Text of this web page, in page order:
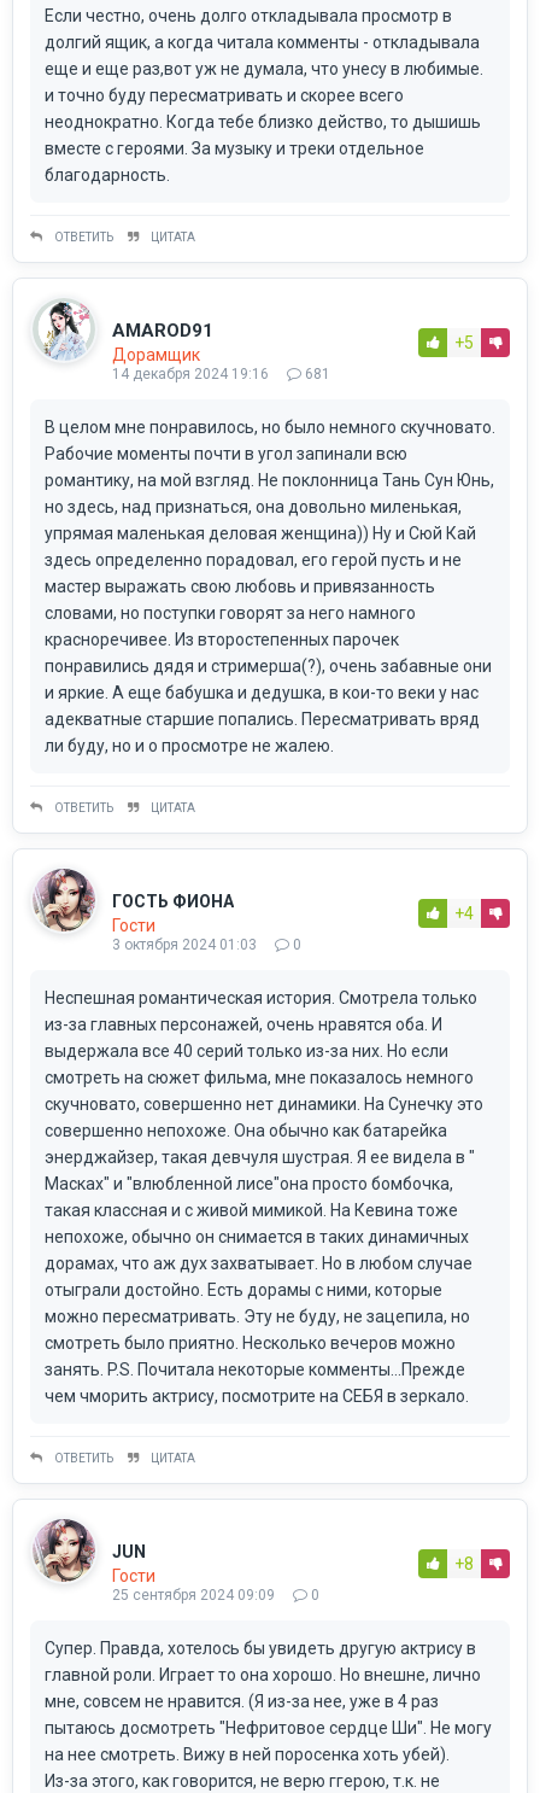
Если честно, очень долго откладывала просмотр в
долгий ящик, а когда читала комменты - откладывала
еще и еще раз,вот уж не думала, что унесу в любимые.
и точно буду пересматривать и скорее всего
неоднократно. Когда тебе близко действо, то дышишь
вместе с героями. За музыку и треки отдельное
благодарность.
ОТВЕТИТЬ ЦИТАТА
AMAROD91
Дорамщик
14 декабря 2024 19:16 681
+5
В целом мне понравилось, но было немного скучновато.
Рабочие моменты почти в угол запинали всю
романтику, на мой взгляд. Не поклонница Тань Сун Юнь,
но здесь, над признаться, она довольно миленькая,
упрямая маленькая деловая женщина)) Ну и Сюй Кай
здесь определенно порадовал, его герой пусть и не
мастер выражать свою любовь и привязанность
словами, но поступки говорят за него намного
красноречивее. Из второстепенных парочек
понравились дядя и стримерша(?), очень забавные они
и яркие. А еще бабушка и дедушка, в кои-то веки у нас
адекватные старшие попались. Пересматривать вряд
ли буду, но и о просмотре не жалею.
ОТВЕТИТЬ ЦИТАТА
ГОСТЬ ФИОНА
Гости
3 октября 2024 01:03 0
+4
Неспешная романтическая история. Смотрела только
из-за главных персонажей, очень нравятся оба. И
выдержала все 40 серий только из-за них. Но если
смотреть на сюжет фильма, мне показалось немного
скучновато, совершенно нет динамики. На Сунечку это
совершенно непохоже. Она обычно как батарейка
энерджайзер, такая девчуля шустрая. Я ее видела в "
Масках" и "влюбленной лисе"она просто бомбочка,
такая классная и с живой мимикой. На Кевина тоже
непохоже, обычно он снимается в таких динамичных
дорамах, что аж дух захватывает. Но в любом случае
отыграли достойно. Есть дорамы с ними, которые
можно пересматривать. Эту не буду, не зацепила, но
смотреть было приятно. Несколько вечеров можно
занять. P.S. Почитала некоторые комменты...Прежде
чем чморить актрису, посмотрите на СЕБЯ в зеркало.
ОТВЕТИТЬ ЦИТАТА
JUN
Гости
25 сентября 2024 09:09 0
+8
Супер. Правда, хотелось бы увидеть другую актрису в
главной роли. Играет то она хорошо. Но внешне, лично
мне, совсем не нравится. (Я из-за нее, уже в 4 раз
пытаюсь досмотреть "Нефритовое сердце Ши". Не могу
на нее смотреть. Вижу в ней поросенка хоть убей).
Из-за этого, как говорится, не верю ггерою, т.к. не